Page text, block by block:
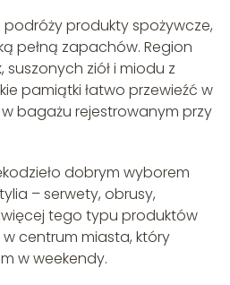
podróży produkty spożywcze,
pełną zapachów. Region
, suszonych ziół i miodu z
pamiątki łatwo przewieźć w
bagażu rejestrowanym przy
dobrym wyborem
– serwety, obrusy,
tego typu produktów
centrum miasta, który
w weekendy.